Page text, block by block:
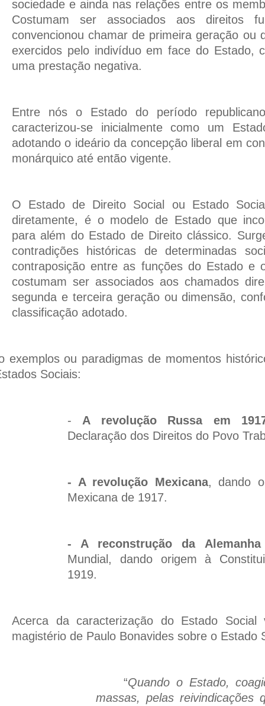
sociedade e ainda nas relações entre os
Costumam ser associados aos direitos
convencionou chamar de primeira geração ou
exercidos pelo indivíduo em face do Estado,
uma prestação negativa.
Entre nós o Estado do período
caracterizou-se inicialmente como um
adotando o ideário da concepção liberal em
monárquico até então vigente.
O Estado de Direito Social ou Estado
diretamente, é o modelo de Estado que
para além do Estado de Direito clássico.
contradições históricas de determinadas
contraposição entre as funções do Estado e
costumam ser associados aos chamados
segunda e terceira geração ou dimensão,
classificação adotado.
exemplos ou paradigmas de momentos
Sociais:
- A revolução Russa em
Declaração dos Direitos do Povo
- A revolução Mexicana, dando
Mexicana de 1917.
- A reconstrução da Alemanha
Mundial, dando origem à
1919.
Acerca da caracterização do Estado
magistério de Paulo Bonavides sobre o Estado
“Quando o Estado,
massas, pelas reivindicações